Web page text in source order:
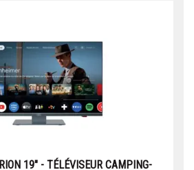
19" - TÉLÉVISEUR CAMPING-